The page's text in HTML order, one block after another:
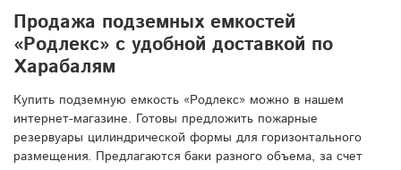
Продажа подземных емкостей
«Родлекс» с удобной доставкой по
Харабалям
Купить подземную емкость «Родлекс» можно в нашем
интернет-магазине. Готовы предложить пожарные
резервуары цилиндрической формы для горизонтального
размещения. Предлагаются баки разного объема, за счет